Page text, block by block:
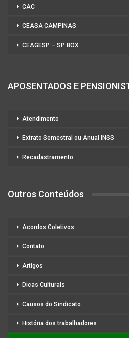
CAC
CEASA CAMPINAS
CEAGESP – SP BOX
APOSENTADOS E
Atendimento
Extrato Semestral ou Anual INSS
Recadastramento
Outros Conteúdos
Acordos Coletivos
Contato
Artigos
Dicas Culturais
Causos do Sindicato
História dos trabalhadores